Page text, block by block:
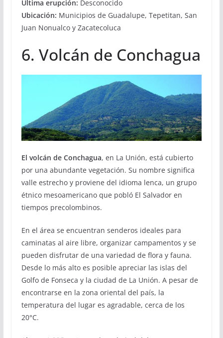
Última erupción: Desconocido
Ubicación: Municipios de Guadalupe, Tepetitan, San
Juan Nonualco y Zacatecoluca
6. Volcán de Conchagua
El volcán de Conchagua, en La Unión, está cubierto
por una abundante vegetación. Su nombre significa
valle estrecho y proviene del idioma lenca, un grupo
étnico mesoamericano que pobló El Salvador en
tiempos precolombinos.
En el área se encuentran senderos ideales para
caminatas al aire libre, organizar campamentos y se
pueden disfrutar de una variedad de flora y fauna.
Desde lo más alto es posible apreciar las islas del
Golfo de Fonseca y la ciudad de La Unión. A pesar de
encontrarse en la zona oriental del país, la
temperatura del lugar es agradable, cerca de los
20°C.